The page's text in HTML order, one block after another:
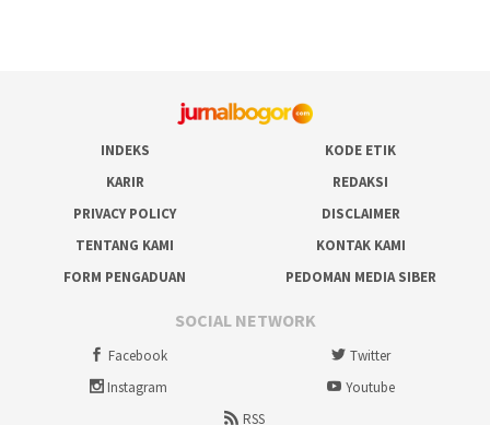
INDEKS
KODE ETIK
KARIR
REDAKSI
PRIVACY POLICY
DISCLAIMER
TENTANG KAMI
KONTAK KAMI
FORM PENGADUAN
PEDOMAN MEDIA SIBER
SOCIAL NETWORK
Facebook
Twitter
Instagram
Youtube
RSS